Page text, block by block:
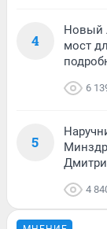
4
Новый
мост
6
5
4